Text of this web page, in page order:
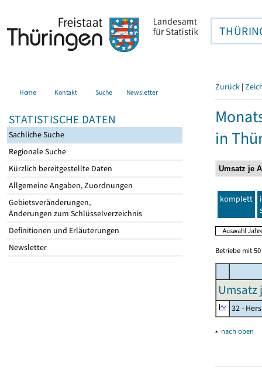
Home Kontakt Suche Newsletter
STATISTISCHE DATEN
Sachliche Suche
Regionale Suche
Kürzlich bereitgestellte Daten
Allgemeine Angaben, Zuordnungen
Gebietsveränderungen,
Änderungen zum Schlüsselverzeichnis
Definitionen und Erläuterungen
Newsletter
Zurück |
in
komplett
Betriebe mit
Umsatz
32 -
▴ nach oben